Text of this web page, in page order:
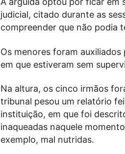
judicial, citado durante as
compreender que não podia
Os menores foram
em que estiveram sem
Na altura, os cinco irmãos
tribunal pesou um relatório
instituição, em que foi
inaqueadas naquele
exemplo, mal nutridas.